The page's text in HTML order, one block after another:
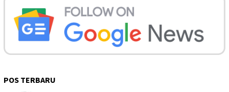
POS TERBARU